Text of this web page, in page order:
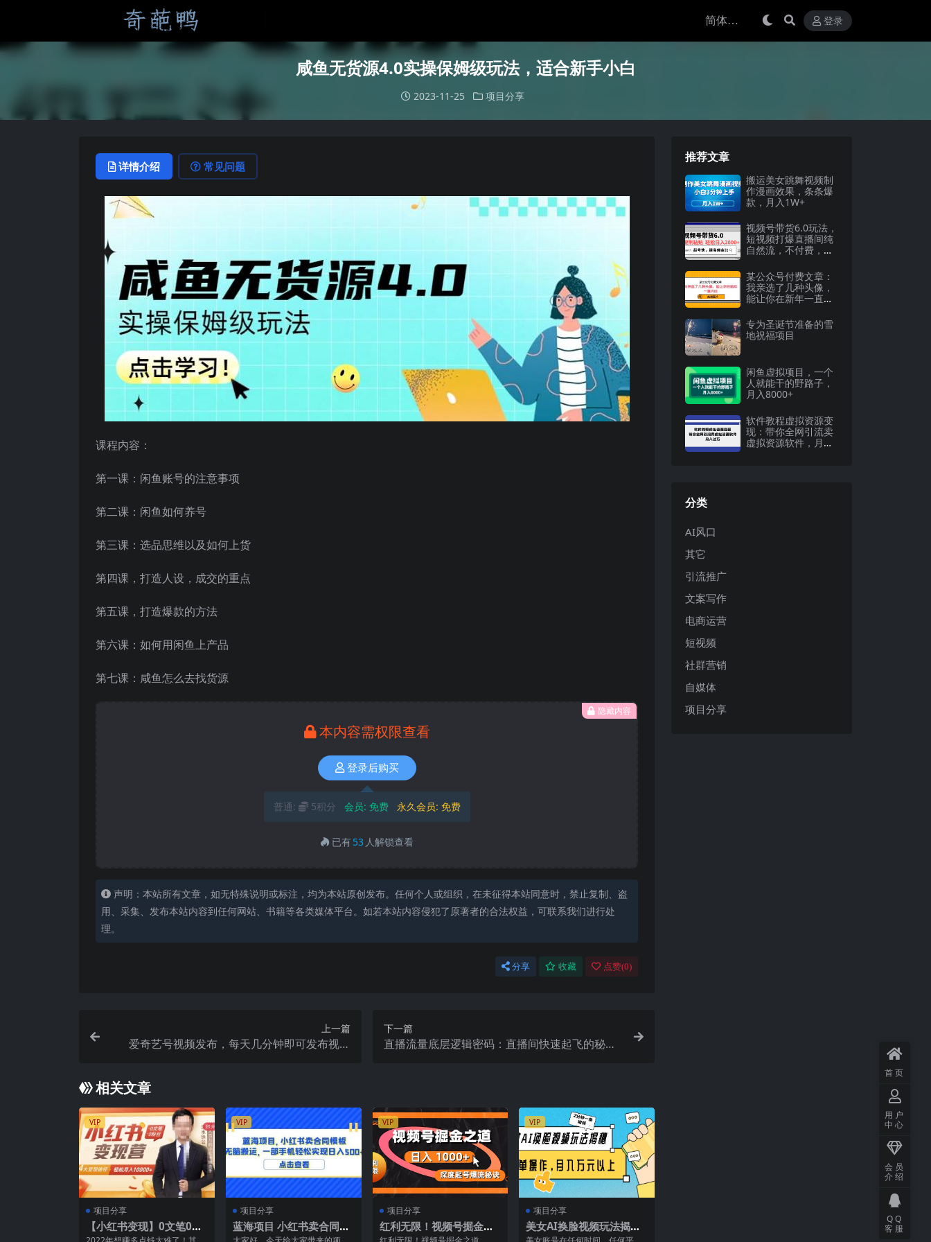
登录
咸鱼无货源4.0实操保姆级玩法，适合新手小白
2023-11-25 项目分享
详情介绍 常见问题
课程内容：
第一课：闲鱼账号的注意事项
第二课：闲鱼如何养号
第三课：选品思维以及如何上货
第四课，打造人设，成交的重点
第五课，打造爆款的方法
第六课：如何用闲鱼上产品
第七课：咸鱼怎么去找货源
隐藏内容
本内容需权限查看
登录后购买
普通: 5积分 会员: 免费 永久会员: 免费
已有53 人解锁查看
声明：本站所有文章，如无特殊说明或标注，均为本站原创发布。任何个人或组织，在未征得本站同意时，禁止复制、盗
用、采集、发布本站内容到任何网站、书籍等各类媒体平台。如若本站内容侵犯了原著者的合法权益，可联系我们进行处
理。
分享 收藏 点赞(0)
上一篇
爱奇艺号视频发布，每天几分钟即可发布视频
下一篇
直播流量底层逻辑密码：直播间快速起飞的秘
相关文章
VIP
项目分享
【小红书变现】0文笔0粉
丝，4大变现途径带你玩赚
VIP
项目分享
蓝海项目 小红书卖合同模
板 无脑搬运 一部手机日入
VIP
项目分享
红利无限！视频号掘金之
道，深度解析起号爆流秘
VIP
项目分享
美女AI换脸视频玩法揭
秘：2分钟制作一条，简单
推荐文章
搬运美女跳舞视频制
作漫画效果，条条爆
款，月入1W+
视频号带货6.0玩法，
短视频打爆直播间纯
自然流，不付费，条
100%，新手小白轻
松日入2000+保姆级
教程
某公众号付费文章：
我亲选了几种头像，
能让你在新年一直兴
专为圣诞节准备的雪
地祝福项目
闲鱼虚拟项目，一个
人就能干的野路子，
月入8000+
软件教程虚拟资源变
现：带你全网引流卖
虚拟资源软件，月入
分类
AI风口
其它
引流推广
文案写作
电商运营
短视频
社群营销
自媒体
项目分享
首页
用户
中心
会员
介绍
QQ
客服